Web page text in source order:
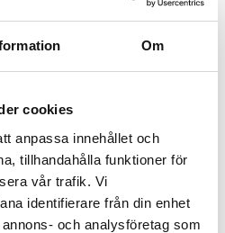
Om
cookies
anpassa innehållet och
tillhandahålla funktioner för
vår trafik. Vi
identifierare från din enhet
och analysföretag som
Snart 20 år i tjänst
lära sig grunderna
erkänner fel: ”Kommer